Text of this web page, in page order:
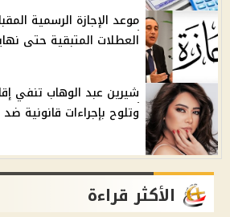
موعد الإجازة الرسمية
العطلات المتبقية حتى نهاية
شيرين عبد الوهاب تنفي
وتلوح بإجراءات قانونية
الأكثر قراءة